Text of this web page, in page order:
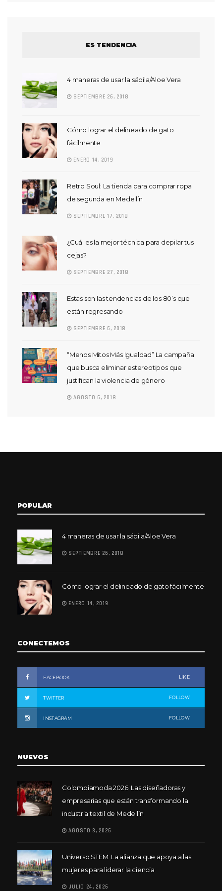
ES TENDENCIA
4 maneras de usar la sábila/Aloe Vera
SEPTIEMBRE 26, 2018
Cómo lograr el delineado de gato
fácilmente
ENERO 14, 2019
Retro Soul: La tienda para comprar ropa
de segunda en Medellín
SEPTIEMBRE 17, 2018
¿Cuál es la mejor técnica para depilar tus
cejas?
SEPTIEMBRE 27, 2018
Estas son las tendencias de los 80’s que
están regresando
SEPTIEMBRE 6, 2018
“Menos Mitos Más Igualdad” La campaña
que busca eliminar estereotipos que
justifican la violencia de género
AGOSTO 6, 2018
POPULAR
4 maneras de usar la sábila/Aloe Vera
SEPTIEMBRE 26, 2018
Cómo lograr el delineado de gato fácilmente
ENERO 14, 2019
CONECTEMOS
FACEBOOK LIKE
TWITTER FOLLOW
INSTAGRAM FOLLOW
NUEVOS
Colombiamoda 2026: Las diseñadoras y
empresarias que están transformando la
industria textil de Medellín
AGOSTO 3, 2026
Universo STEM: La alianza que apoya a las
mujeres para liderar la ciencia
JULIO 24, 2026